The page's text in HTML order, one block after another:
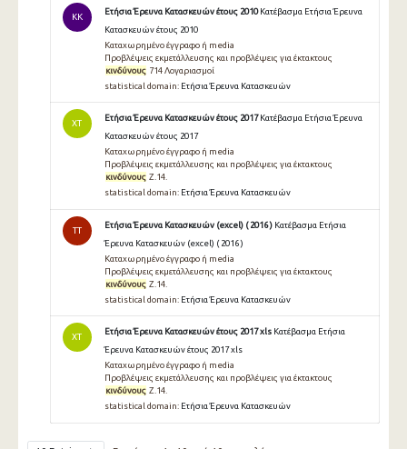
KK
Ετήσια Έρευνα Κατασκευών έτους 2010 Κατέβασμα Ετήσια Έρευνα
Κατασκευών έτους 2010
Καταχωρημένο έγγραφο ή media
Προβλέψεις εκμετάλλευσης και προβλέψεις για έκτακτους
κινδύνους 714 Λογαριασμοί
statistical domain: Ετήσια Έρευνα Κατασκευών
ΧΤ
Ετήσια Έρευνα Κατασκευών έτους 2017 Κατέβασμα Ετήσια Έρευνα
Κατασκευών έτους 2017
Καταχωρημένο έγγραφο ή media
Προβλέψεις εκμετάλλευσης και προβλέψεις για έκτακτους
κινδύνους Z.14.
statistical domain: Ετήσια Έρευνα Κατασκευών
TT
Ετήσια Έρευνα Κατασκευών (excel) ( 2016 ) Κατέβασμα Ετήσια
Έρευνα Κατασκευών (excel) ( 2016 )
Καταχωρημένο έγγραφο ή media
Προβλέψεις εκμετάλλευσης και προβλέψεις για έκτακτους
κινδύνους Ζ.14.
statistical domain: Ετήσια Έρευνα Κατασκευών
ΧΤ
Ετήσια Έρευνα Κατασκευών έτους 2017 xls Κατέβασμα Ετήσια
Έρευνα Κατασκευών έτους 2017 xls
Καταχωρημένο έγγραφο ή media
Προβλέψεις εκμετάλλευσης και προβλέψεις για έκτακτους
κινδύνους Ζ.14.
statistical domain: Ετήσια Έρευνα Κατασκευών